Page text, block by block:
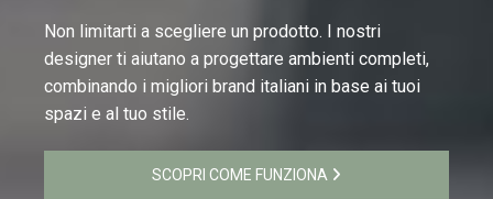
Non limitarti a scegliere un prodotto. I nostri
designer ti aiutano a progettare ambienti completi,
combinando i migliori brand italiani in base ai tuoi
spazi e al tuo stile.
SCOPRI COME FUNZIONA